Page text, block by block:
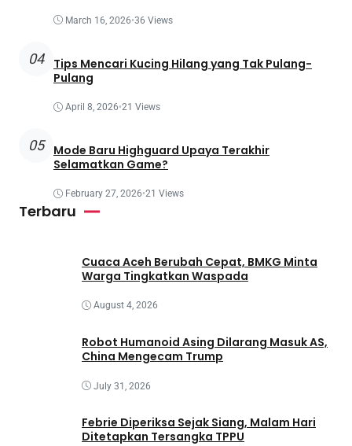
March 16, 2026•36 Views
04
Tips Mencari Kucing Hilang yang Tak Pulang-
Pulang
April 8, 2026•21 Views
05
Mode Baru Highguard Upaya Terakhir
Selamatkan Game?
February 27, 2026•21 Views
Terbaru
Cuaca Aceh Berubah Cepat, BMKG Minta
Warga Tingkatkan Waspada
August 4, 2026
Robot Humanoid Asing Dilarang Masuk AS,
China Mengecam Trump
July 31, 2026
Febrie Diperiksa Sejak Siang, Malam Hari
Ditetapkan Tersangka TPPU